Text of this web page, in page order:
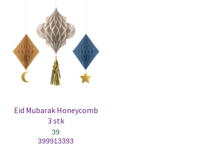
Eid Mubarak Honeycomb
3 stk
39
399913393